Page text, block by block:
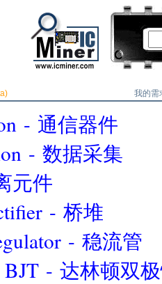
我的需
- 通信器件
- 数据采集
元件
- 桥堆
- 稳流管
BJT - 达林顿双